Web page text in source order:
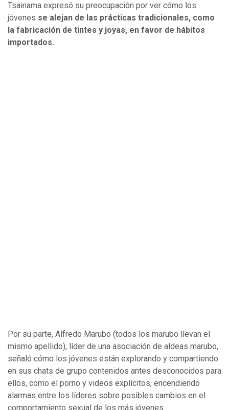
Tsainama expresó su preocupación por ver cómo los
jóvenes se alejan de las prácticas tradicionales, como
la fabricación de tintes y joyas, en favor de hábitos
importados.
Por su parte, Alfredo Marubo (todos los marubo llevan el
mismo apellido), líder de una asociación de aldeas marubo,
señaló cómo los jóvenes están explorando y compartiendo
en sus chats de grupo contenidos antes desconocidos para
ellos, como el porno y videos explícitos, encendiendo
alarmas entre los líderes sobre posibles cambios en el
comportamiento sexual de los más jóvenes.